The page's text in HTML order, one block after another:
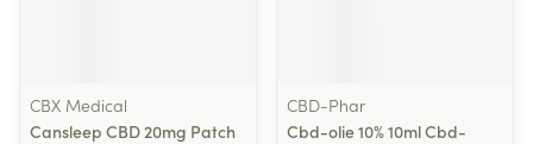
CBX Medical
Cansleep CBD 20mg Patch
CBD-Phar
Cbd-olie 10% 10ml Cbd-